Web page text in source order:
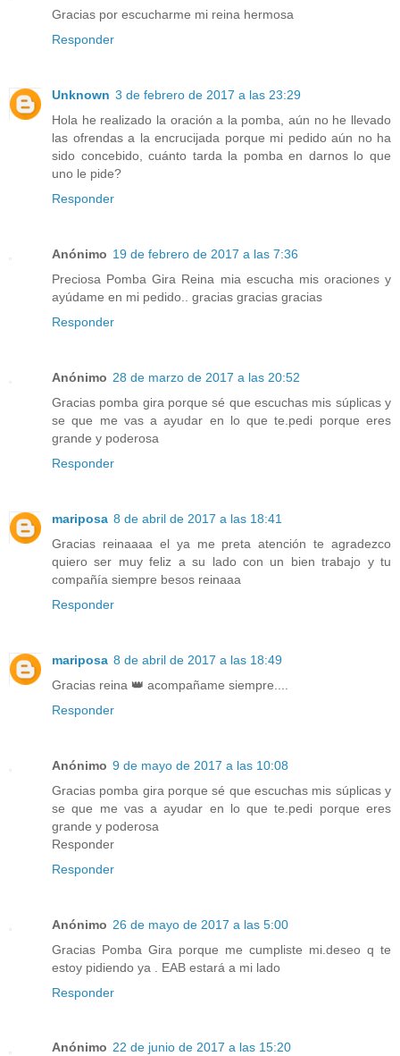
Gracias por escucharme mi reina hermosa
Responder
Unknown 3 de febrero de 2017 a las 23:29
Hola he realizado la oración a la pomba, aún no he llevado
las ofrendas a la encrucijada porque mi pedido aún no ha
sido concebido, cuánto tarda la pomba en darnos lo que
uno le pide?
Responder
Anónimo 19 de febrero de 2017 a las 7:36
Preciosa Pomba Gira Reina mia escucha mis oraciones y
ayúdame en mi pedido.. gracias gracias gracias
Responder
Anónimo 28 de marzo de 2017 a las 20:52
Gracias pomba gira porque sé que escuchas mis súplicas y
se que me vas a ayudar en lo que te.pedi porque eres
grande y poderosa
Responder
mariposa 8 de abril de 2017 a las 18:41
Gracias reinaaaa el ya me preta atención te agradezco
quiero ser muy feliz a su lado con un bien trabajo y tu
compañía siempre besos reinaaa
Responder
mariposa 8 de abril de 2017 a las 18:49
Gracias reina 👑 acompañame siempre....
Responder
Anónimo 9 de mayo de 2017 a las 10:08
Gracias pomba gira porque sé que escuchas mis súplicas y
se que me vas a ayudar en lo que te.pedi porque eres
grande y poderosa
Responder
Responder
Anónimo 26 de mayo de 2017 a las 5:00
Gracias Pomba Gira porque me cumpliste mi.deseo q te
estoy pidiendo ya . EAB estará a mi lado
Responder
Anónimo 22 de junio de 2017 a las 15:20